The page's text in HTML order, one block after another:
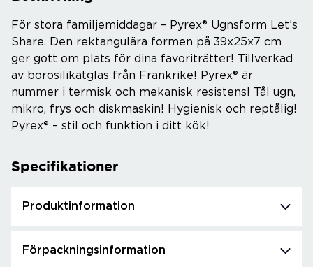
För stora familjemiddagar – Pyrex® Ugnsform Let’s
Share. Den rektangulära formen på 39x25x7 cm
ger gott om plats för dina favoriträtter! Tillverkad
av borosilikatglas från Frankrike! Pyrex® är
nummer i termisk och mekanisk resistens! Tål ugn,
mikro, frys och diskmaskin! Hygienisk och reptålig!
Pyrex® – stil och funktion i ditt kök!
Specifikationer
Produktinformation
Förpackningsinformation